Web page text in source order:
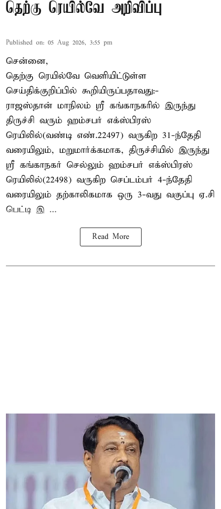
தெற்கு ரெயில்வே அறிவிப்பு
Published on: 05 Aug 2026, 3:55 pm
சென்னை,
தெற்கு ரெயில்வே வெளியிட்டுள்ள
செய்திக்குறிப்பில் கூறியிருப்பதாவது:-
ராஜஸ்தான் மாநிலம் ஸ்ரீ கங்காநகரில் இருந்து
திருச்சி வரும் ஹம்சபர் எக்ஸ்பிரஸ்
ரெயிலில்(வண்டி எண்.22497) வருகிற 31-ந்தேதி
வரையிலும், மறுமார்க்கமாக, திருச்சியில் இருந்து
ஸ்ரீ கங்காநகர் செல்லும் ஹம்சபர் எக்ஸ்பிரஸ்
ரெயிலில்(22498) வருகிற செப்டம்பர் 4-ந்தேதி
வரையிலும் தற்காலிகமாக ஒரு 3-வது வகுப்பு ஏ.சி
பெட்டி இ ...
Read More